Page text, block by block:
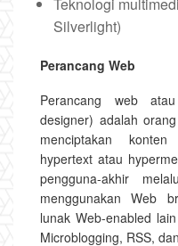
Silverlight)
Perancang Web
Perancang web
designer) adalah
menciptakan
hypertext atau
pengguna-akhir
menggunakan Web
lunak Web-enabled
Microblogging, RSS,